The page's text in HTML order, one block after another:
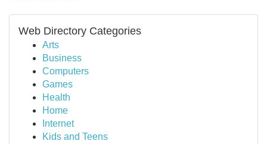
Web Directory Categories
Arts
Business
Computers
Games
Health
Home
Internet
Kids and Teens